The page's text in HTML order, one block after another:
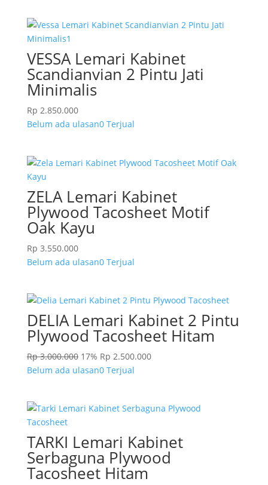
VESSA Lemari Kabinet
Scandianvian 2 Pintu Jati
Minimalis
Rp 2.850.000
Belum ada ulasan0 Terjual
ZELA Lemari Kabinet
Plywood Tacosheet Motif
Oak Kayu
Rp 3.550.000
Belum ada ulasan0 Terjual
DELIA Lemari Kabinet 2 Pintu
Plywood Tacosheet Hitam
Rp3.000.000 17% Rp 2.500.000
Belum ada ulasan0 Terjual
TARKI Lemari Kabinet
Serbaguna Plywood
Tacosheet Hitam